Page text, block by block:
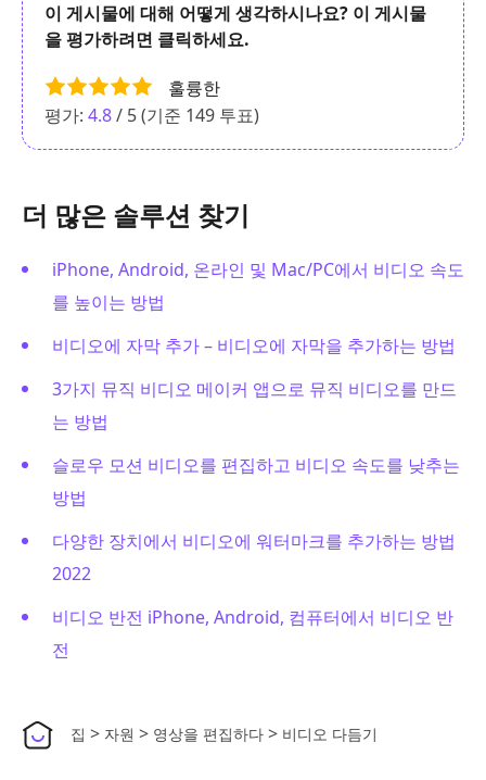
이 게시물에 대해 어떻게 생각하시나요? 이 게시물
을 평가하려면 클릭하세요.
훌륭한
평가: 4.8/ 5 (기준 149 투표)
더 많은 솔루션 찾기
iPhone, Android, 온라인 및 Mac/PC에서 비디오 속도
를 높이는 방법
비디오에 자막 추가 – 비디오에 자막을 추가하는 방법
3가지 뮤직 비디오 메이커 앱으로 뮤직 비디오를 만드
는 방법
슬로우 모션 비디오를 편집하고 비디오 속도를 낮추는
방법
다양한 장치에서 비디오에 워터마크를 추가하는 방법
2022
비디오 반전 iPhone, Android, 컴퓨터에서 비디오 반
전
집 > 자원 > 영상을 편집하다 > 비디오 다듬기